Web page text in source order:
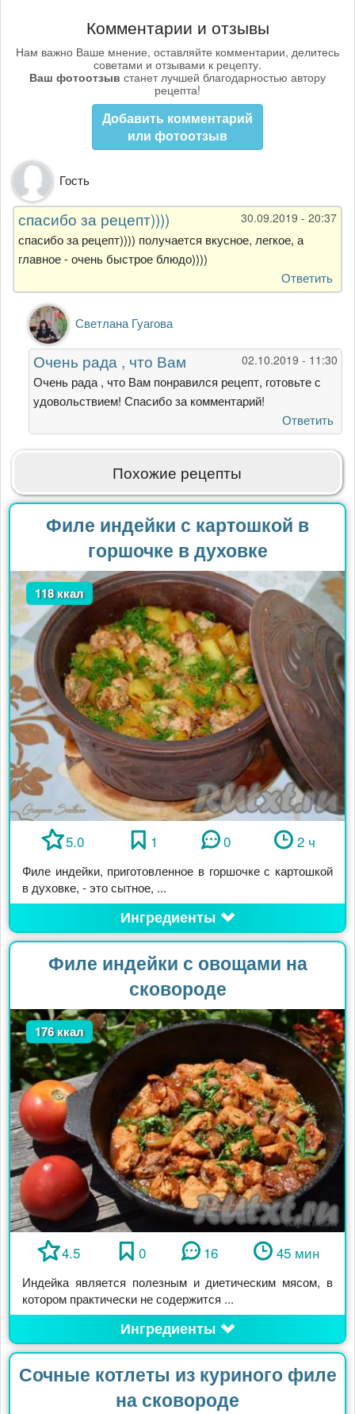
Комментарии и отзывы
Нам важно Ваше мнение, оставляйте комментарии, делитесь
советами и отзывами к рецепту.
Ваш фотоотзыв станет лучшей благодарностью автору
рецепта!
Добавить комментарий
или фотоотзыв
Гость
30.09.2019 - 20:37
спасибо за рецепт))))
спасибо за рецепт)))) получается вкусное, легкое, а
главное - очень быстрое блюдо))))
Ответить
Ответ
на
спасибо
за
рецепт))))
от
Гость
Светлана Гуагова
02.10.2019 - 11:30
Очень рада , что Вам
Очень рада , что Вам понравился рецепт, готовьте с
удовольствием! Спасибо за комментарий!
Ответить
Похожие рецепты
Филе индейки с картошкой в
горшочке в духовке
118 ккал
5.0 1 0 2 ч
Филе индейки, приготовленное в горшочке с картошкой
в духовке, - это сытное, ...
Ингредиенты
Филе индейки с овощами на
сковороде
176 ккал
4.5 0 16 45 мин
Индейка является полезным и диетическим мясом, в
котором практически не содержится ...
Ингредиенты
Сочные котлеты из куриного филе
на сковороде